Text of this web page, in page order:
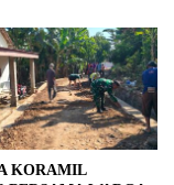
KORAMIL